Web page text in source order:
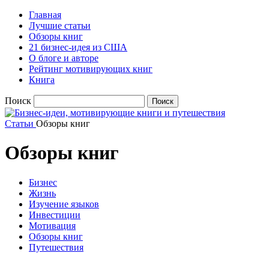
Главная
Лучшие статьи
Обзоры книг
21 бизнес-идея из США
О блоге и авторе
Рейтинг мотивирующих книг
Книга
Поиск
Статьи Обзоры книг
Обзоры книг
Бизнес
Жизнь
Изучение языков
Инвестиции
Мотивация
Обзоры книг
Путешествия